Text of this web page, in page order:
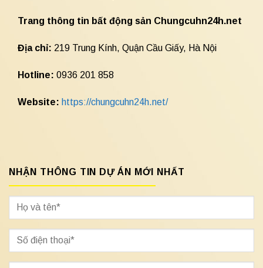
Trang thông tin bất động sản Chungcuhn24h.net
Địa chỉ: 219 Trung Kính, Quận Cầu Giấy, Hà Nội
Hotline: 0936 201 858
Website: https://chungcuhn24h.net/
NHẬN THÔNG TIN DỰ ÁN MỚI NHẤT